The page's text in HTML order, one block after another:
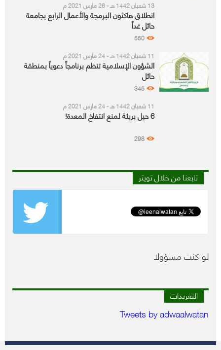
13 شعبان 1442 هـ - 26 مارس 2021 م
انطلاق هاكثون البرمجة والأعمال الرابع بجامعة
حائل غداً
550
11 شعبان 1442 هـ - 24 مارس 2021 م
الشؤون الإسلامية تنظم برنامجاً دعوياً بمنطقة
حائل
345
11 شعبان 1442 هـ - 24 مارس 2021 م
6 حيل بريئة لمنع انتفاخ المعدة!
298
تابعنا من خلال تويتر
لو كنت مسؤولا
التغريدات
Tweets by adwaalwatan